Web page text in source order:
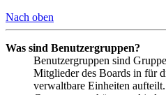
Nach oben
Was sind Benutzergruppen?
Benutzergruppen sind
Mitglieder des Boards in für
verwaltbare Einheiten